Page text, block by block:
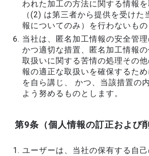
われた加工の方法に関する情報
（(2) は第三者から提供を受けた
報についてのみ）を行わないもの
当社は、匿名加工情報の安全管
かつ適切な措置、匿名加工情報
取扱いに関する苦情の処理その
報の適正な取扱いを確保するた
を自ら講じ、 かつ、当該措置の
よう努めるものとします。
第9条（個人情報の訂正および削
ユーザーは、当社の保有する自